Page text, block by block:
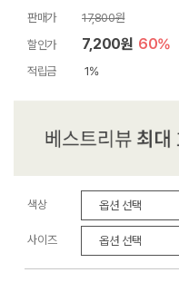
판매가
17,800원
할인가
7,200원 60%
적립금 1%
색상
사이즈